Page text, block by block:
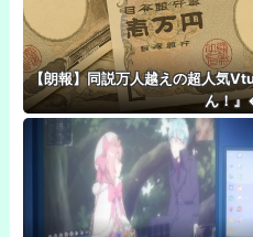
【朗報】同説万人越えの超人気
ん！